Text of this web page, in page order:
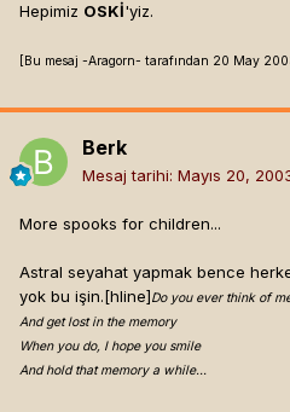
Hepimiz OSKİ'yiz.
[Bu mesaj -Aragorn- tarafından 20 May
Berk
Mesaj tarihi: Mayıs 20,
More spooks for children...
Astral seyahat yapmak bence
yok bu işin.[hline]Do you ever think of
And get lost in the memory
When you do, I hope you smile
And hold that memory a while…